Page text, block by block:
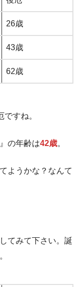
26歳
43歳
62歳
すね。
の年齢は42歳。
ようかな？なんて
てみて下さい。誕